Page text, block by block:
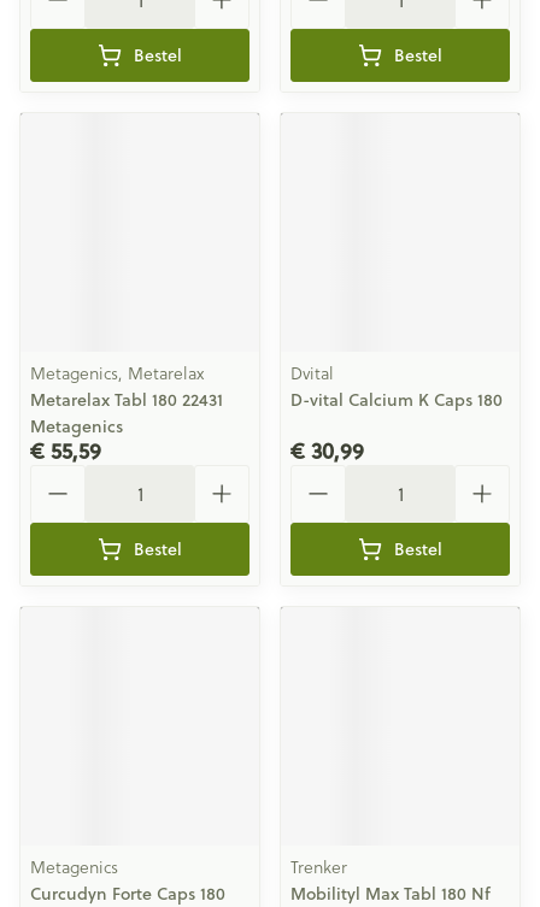
Bestel Bestel
Metagenics, Metarelax
Metarelax Tabl 180 22431
Metagenics
€ 55,59
Bestel
Dvital
D-vital Calcium K Caps 180
€ 30,99
Bestel
Metagenics
Curcudyn Forte Caps 180
Trenker
Mobilityl Max Tabl 180 Nf